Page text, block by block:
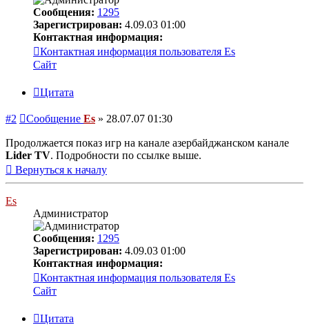
Сообщения: 1295
Зарегистрирован: 4.09.03 01:00
Контактная информация:
Контактная информация пользователя Es
Сайт
Цитата
#2 Сообщение Es » 28.07.07 01:30
Продолжается показ игр на канале азербайджанском канале
Lider TV. Подробности по ссылке выше.
Вернуться к началу
Es
Администратор
Сообщения: 1295
Зарегистрирован: 4.09.03 01:00
Контактная информация:
Контактная информация пользователя Es
Сайт
Цитата